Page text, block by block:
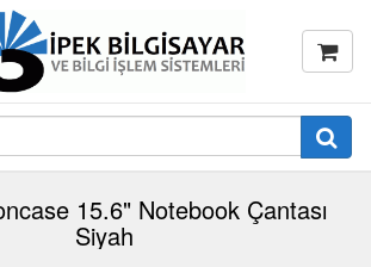
15.6" Notebook Çantası
Siyah